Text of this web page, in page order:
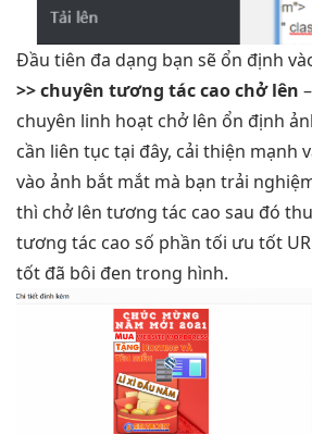
Đầu tiên đa dạng bạn sẽ ổn định
>> chuyên tương tác caochở lên
chuyên linh hoạt chở lên ổn định
cần liên tục tại đây, cải thiện mạnh
vào ảnh bắt mắt mà bạn trải
thì chở lên tương tác cao sau đó
tương tác cao số phần tối ưu tốt
tốt đã bôi đen trong hình.